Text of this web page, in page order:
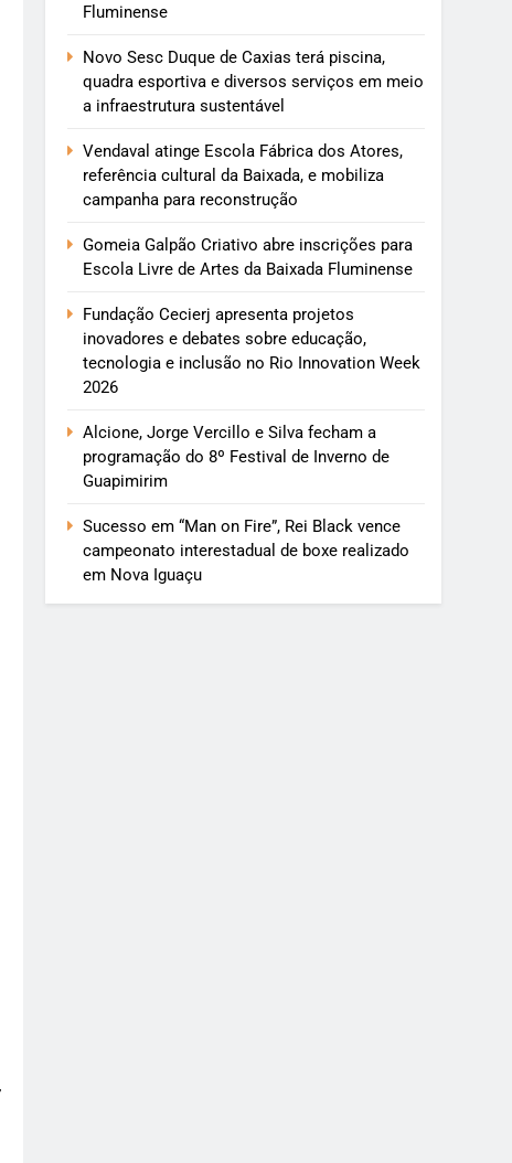
Fluminense
Novo Sesc Duque de Caxias terá piscina,
quadra esportiva e diversos serviços em meio
a infraestrutura sustentável
Vendaval atinge Escola Fábrica dos Atores,
referência cultural da Baixada, e mobiliza
campanha para reconstrução
Gomeia Galpão Criativo abre inscrições para
Escola Livre de Artes da Baixada Fluminense
Fundação Cecierj apresenta projetos
inovadores e debates sobre educação,
tecnologia e inclusão no Rio Innovation Week
2026
Alcione, Jorge Vercillo e Silva fecham a
programação do 8º Festival de Inverno de
Guapimirim
Sucesso em “Man on Fire”, Rei Black vence
campeonato interestadual de boxe realizado
em Nova Iguaçu